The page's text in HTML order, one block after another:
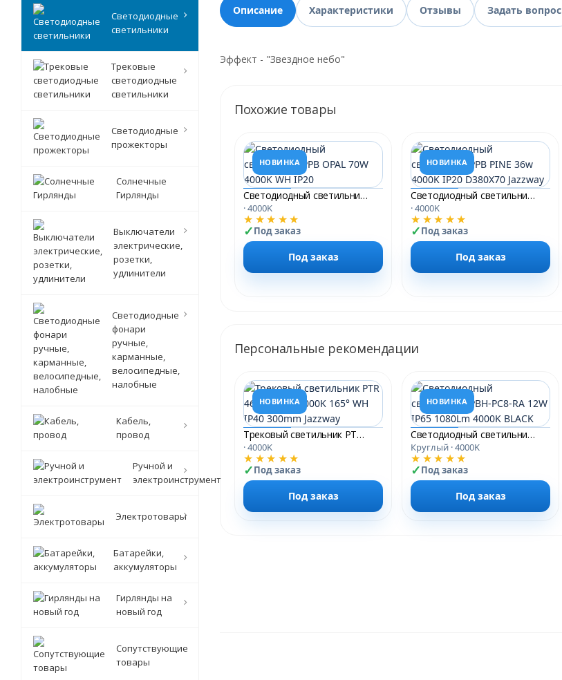
Описание Характеристики Отзывы Задать вопрос
Эффект - "Звездное небо"
Похожие товары
НОВИНКА
Светодиодный светильник PPB OPAL 70W 4000K WH IP20
· 4000K
★★★★★
Под заказ
Под заказ
НОВИНКА
Светодиодный светильник PPB PINE 36w 4000K IP20 D380X70 Jazzway
· 4000K
★★★★★
Под заказ
Под заказ
Персональные рекомендации
НОВИНКА
Трековый светильник PTR 4612R 12W 4000K 165° WH IP40 300mm Jazzway
· 4000K
★★★★★
Под заказ
Под заказ
НОВИНКА
Светодиодный светильник PBH-PC8-RA 12W IP65 1080Lm 4000K BLACK
Круглый · 4000K
★★★★★
Под заказ
Под заказ
Светодиодные
светильники
Трековые
светодиодные
светильники
Светодиодные
прожекторы
Солнечные
Гирлянды
Выключатели
электрические,
розетки,
удлинители
Светодиодные
фонари
ручные,
карманные,
велосипедные,
налобные
Кабель,
провод
Ручной и
электроинструмент
Электротовары
Батарейки,
аккумуляторы
Гирлянды на
новый год
Сопутствующие
товары